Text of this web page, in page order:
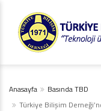
Anasayfa
Basında TBD
Türkiye Bilişim